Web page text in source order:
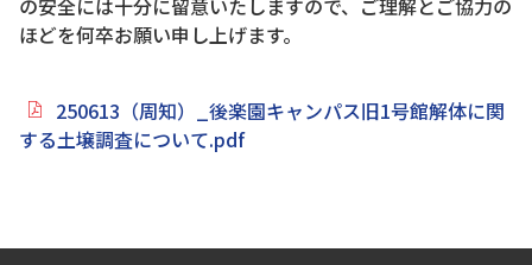
の安全には十分に留意いたしますので、ご理解とご協力の
ほどを何卒お願い申し上げます。
250613（周知）_後楽園キャンパス旧1号館解体に関
する土壌調査について.pdf